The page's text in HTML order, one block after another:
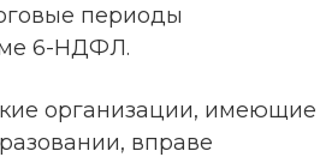
периоды
6-НДФЛ.
организации, имеющие
вправе